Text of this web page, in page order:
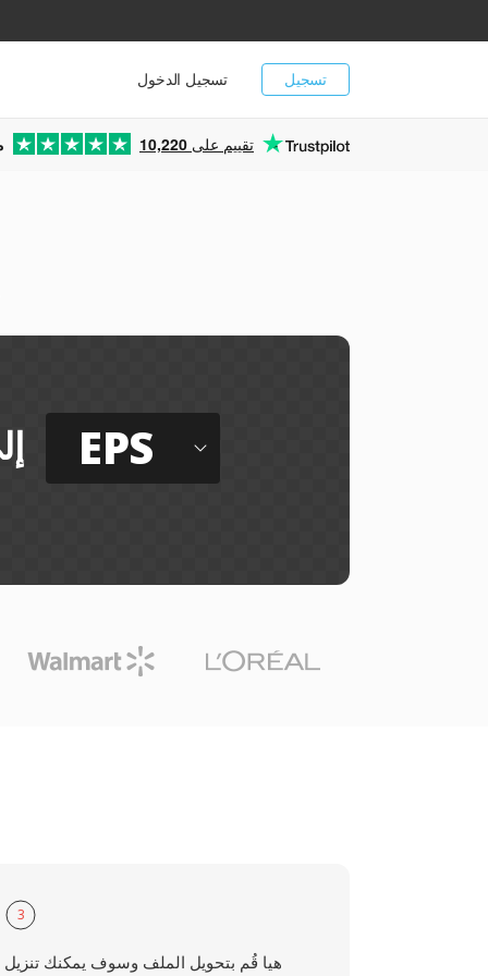
تسجيل تسجيل الدخول
10,220 تقييم على
EPS
3
هيا قُم بتحويل الملف وسوف يمكنك تنزيل